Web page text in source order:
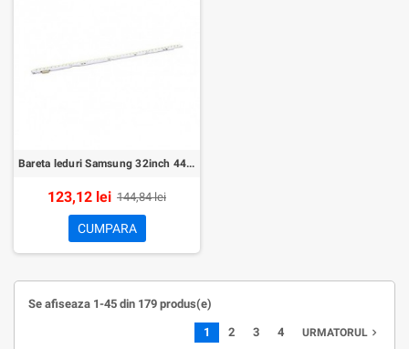
Bareta leduri Samsung 32inch 44led
123,12 lei 144,84 lei
CUMPARA
Se afiseaza 1-45 din 179 produs(e)
1 2 3 4 URMATORUL navigate_next